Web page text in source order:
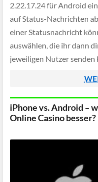
2.22.17.24 für Android
auf Status-Nachrichten
einer Statusnachricht
auswählen, die ihr dann
jeweiligen Nutzer senden
iPhone vs. Android –
Online Casino besser?